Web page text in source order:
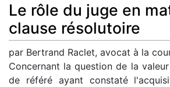
Le rôle du juge en
clause résolutoire
par Bertrand Raclet, avocat à la
Concernant la question de la
de référé ayant constaté